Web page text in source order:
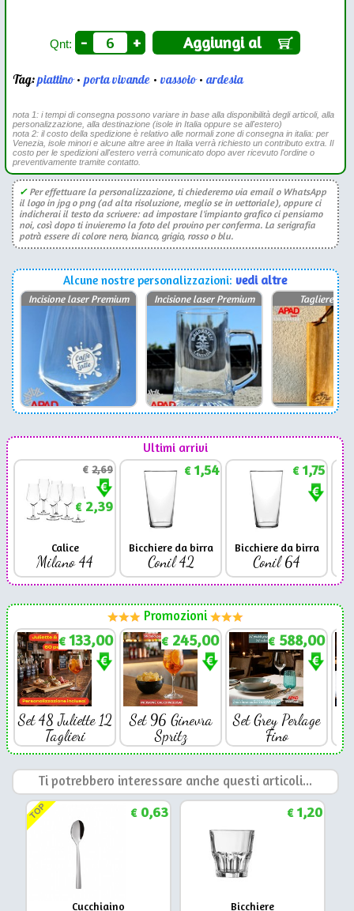
Qnt: - + Aggiungi al
Tag:piattino•porta vivande •vassoio•ardesia
nota 1: i tempi di consegna possono variare in base alla disponibilità degli articoli, alla
personalizzazione, alla destinazione (isole in Italia oppure se all'estero)
nota 2: il costo della spedizione è relativo alle normali zone di consegna in italia: per
Venezia, isole minori e alcune altre aree in Italia verrà richiesto un contributo extra. Il
costo per le spedizioni all'estero verrà comunicato dopo aver ricevuto l'ordine o
preventivamente tramite contatto.
✓Per effettuare la personalizzazione, ti chiederemo via email o WhatsApp
il logo in jpg o png (ad alta risoluzione, meglio se in vettoriale), oppure ci
indicherai il testo da scrivere: ad impostare l'impianto grafico ci pensiamo
noi, così dopo ti invieremo la foto del provino per conferma. La serigrafia
potrà essere di colore nero, bianco, grigio, rosso o blu.
Alcune nostre personalizzazioni: vedi altre
Incisione laser Premium Incisione laser Premium Tagliere
Ultimi arrivi
€2,69
€2,39
Calice
Milano 44
€1,54
Bicchiere da birra
Conil 42
€1,75
Bicchiere da birra
Conil 64
Promozioni
€ 133,00
Set 48 Juliette 12
Taglieri
€ 245,00
Set 96 Ginevra
Spritz
€ 588,00
Set Grey Perlage
Fino
Ti potrebbero interessare anche questi articoli...
Cucchiaino
TOP €0,63
Bicchiere
€1,20